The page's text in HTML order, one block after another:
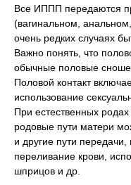
Все ИППП передаются
(вагинальном,
очень редких случаях
Важно понять, что
обычные половые
Половой контакт
использование
При естественных
родовые пути матери
и другие пути
переливание крови,
шприцов и др.